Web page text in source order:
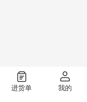
进货单 我的